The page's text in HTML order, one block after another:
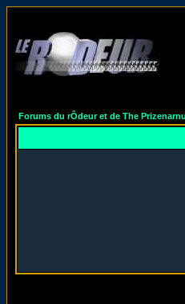
Forums du rÔdeur et de The